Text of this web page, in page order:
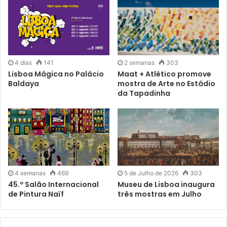
Encenação e design cénico: Miguel Simões
Interpretação:Margarida Domingos Sá
Figurino:Feito à Mão by Rute Rocha Feito à Mão
Fotografia:
Bilhetes: 10€
Desconto: <25 e >65 – 7,50€
Reservas:bilheteira.tascadasartes@gmail.com(Quarta a
Domingo, 15h/20h)
Costa 6B – 1170-323 Lisboa
4 dias 141
Lisboa Mágica no Palácio
Baldaya
2 semanas 303
Maat + Atlético promove
mostra de Arte no Estádio
da Tapadinha
4 semanas 469
45.º Salão Internacional
de Pintura Naïf
5 de Julho de 2026 303
Museu de Lisboa inaugura
três mostras em Julho